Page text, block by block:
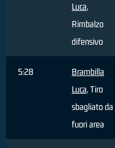
Luca,
Rimbalzo
difensivo
5:28
Brambilla
Luca, Tiro
sbagliato da
fuori area